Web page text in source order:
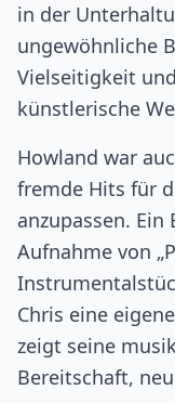
in der
ungewöhnliche
Vielseitigkeit
künstlerische
Howland war
fremde Hits für
anzupassen.
Aufnahme von
Chris eine
zeigt seine
Bereitschaft,